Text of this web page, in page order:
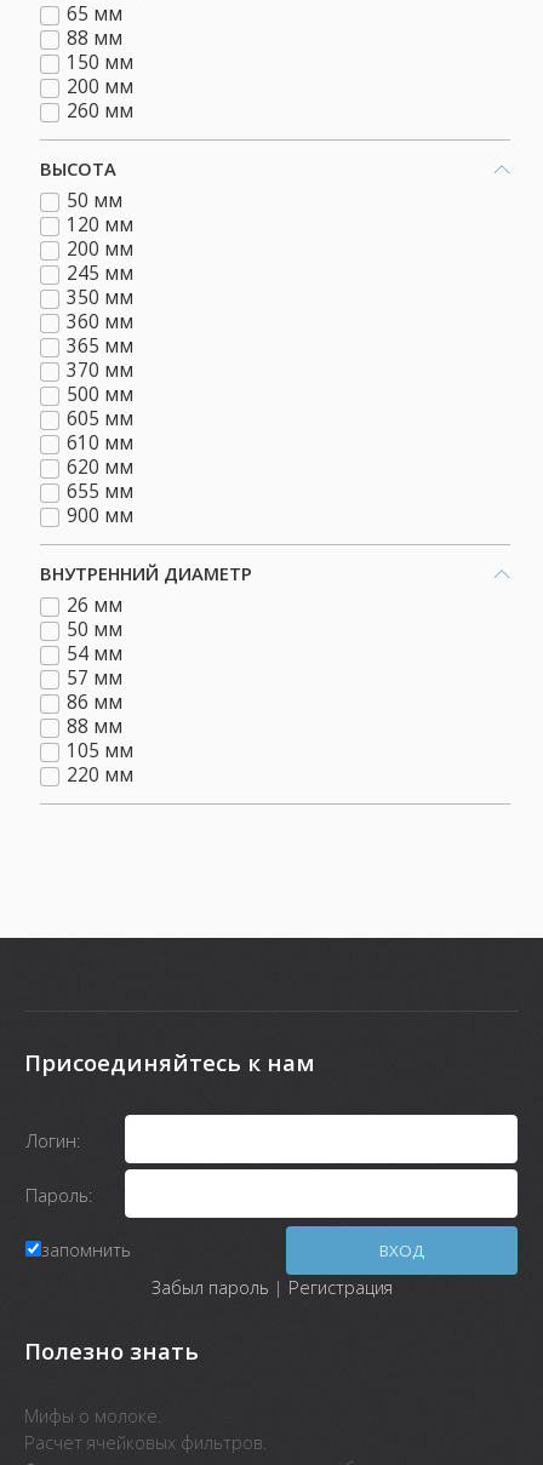
65 мм
88 мм
150 мм
200 мм
260 мм
ВЫСОТА
50 мм
120 мм
200 мм
245 мм
350 мм
360 мм
365 мм
370 мм
500 мм
605 мм
610 мм
620 мм
655 мм
900 мм
ВНУТРЕННИЙ ДИАМЕТР
26 мм
50 мм
54 мм
57 мм
86 мм
88 мм
105 мм
220 мм
Присоединяйтесь к нам
Логин:
Пароль:
запомнить
Забыл пароль | Регистрация
Полезно знать
Мифы о молоке.
Расчет ячейковых фильтров.